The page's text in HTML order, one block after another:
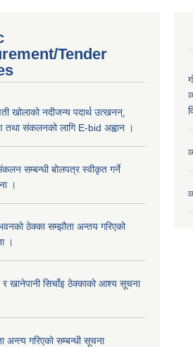
Tender
खोलाको नदीजन्य पदार्थ उत्खनन्,
तथा संकलनको लागि E-bid अह्वान ।
सम्बन्धी बोलपत्र स्वीकृत गर्ने
।
ठेक्का सम्झौता अन्तय गरिएको
।
खानेपानी सिचाँइ ठेक्काको आश्य सूचना
अन्त्य गरिएको सम्बन्धी सूचना